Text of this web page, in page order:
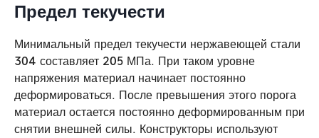
Предел текучести
Минимальный предел текучести нержавеющей стали
304 составляет 205 МПа. При таком уровне
напряжения материал начинает постоянно
деформироваться. После превышения этого порога
материал остается постоянно деформированным при
снятии внешней силы. Конструкторы используют